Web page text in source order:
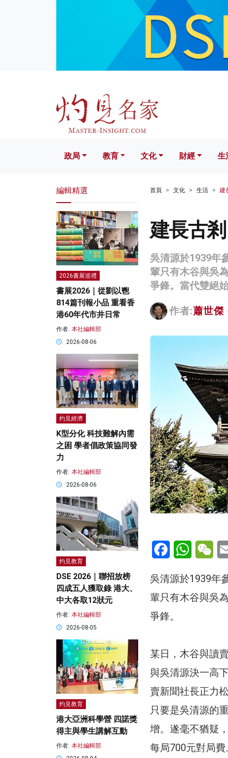
文化 財經 生活
政局 教育 文化 財經 生
首頁 文化 生活 建
建長古
吳清源於1939年
輩只有木谷與吳
爭鋒。當代雙絕
作者:蕭世傑
FacebookWhatsApp
吳清源於1939年
輩只有木谷與吳
爭鋒。
某日，木谷與讀
與吳清源決一高
賣新聞社長正力
只要是吳清源的
增。遂毫不猶疑
每局700元對局
編輯精選
2026書展巡禮
書展2026｜從劉以鬯
814篇刊報小品 重看香
港60年代市井日常
作者: 本社編輯部
2026-08-06
灼見經濟
K型分化 科技難解內需
之困 學者倡政策協同發
力
作者: 本社編輯部
2026-08-06
灼見教育
DSE 2026｜聯招放榜
四成五人獲取錄 港大、
中大各取12狀元
作者: 本社編輯部
2026-08-05
灼見教育
港大亞洲科學營 四諾獎
得主與學生講解互動
作者: 本社編輯部